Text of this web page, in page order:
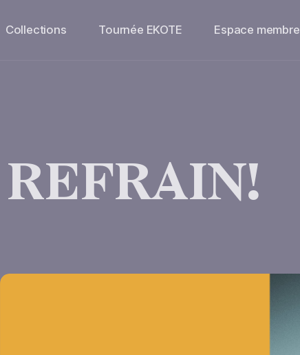
Collections Tournée EKOTE Espace membre
REFRAIN!